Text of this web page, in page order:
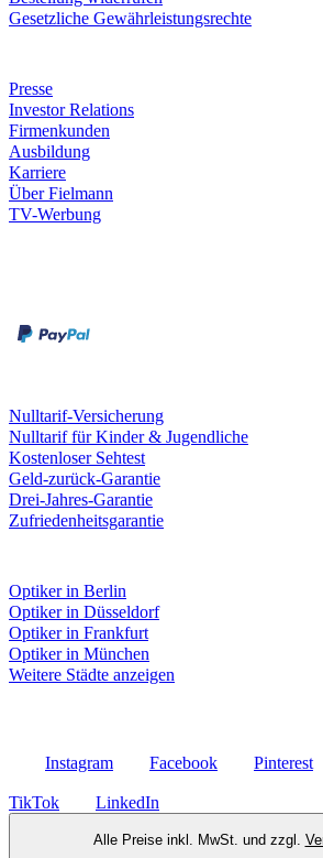
Gesetzliche Gewährleistungsrechte
Presse
Investor Relations
Firmenkunden
Ausbildung
Karriere
Über Fielmann
TV-Werbung
Nulltarif-Versicherung
Nulltarif für Kinder & Jugendliche
Kostenloser Sehtest
Geld-zurück-Garantie
Drei-Jahres-Garantie
Zufriedenheitsgarantie
Optiker in Berlin
Optiker in Düsseldorf
Optiker in Frankfurt
Optiker in München
Weitere Städte anzeigen
Instagram Facebook Pinterest
TikTok LinkedIn
Alle Preise inkl. MwSt. und zzgl.